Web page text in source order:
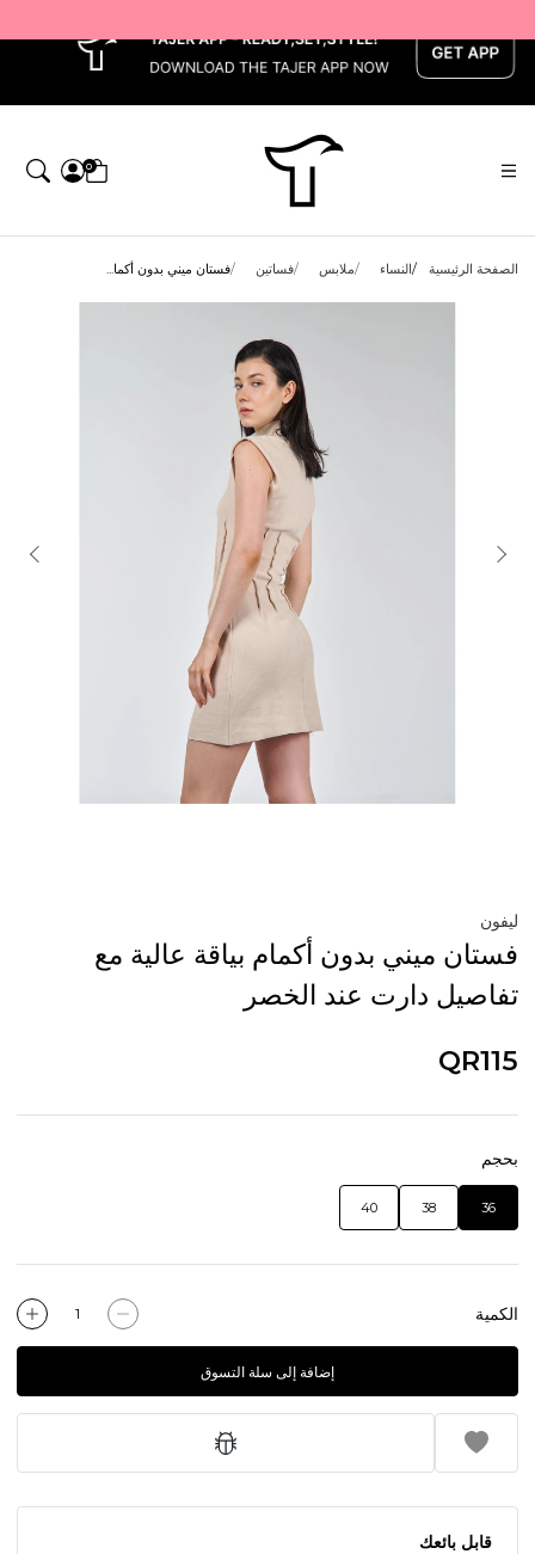
0
الصفحة الرئيسية النساء ملابس فساتين فستان ميني بدون أكما...
ليفون
فستان ميني بدون أكمام بياقة عالية مع
تفاصيل دارت عند الخصر
QR115
بحجم
36
38
40
الكمية
إضافة إلى سلة التسوق
قابل بائعك